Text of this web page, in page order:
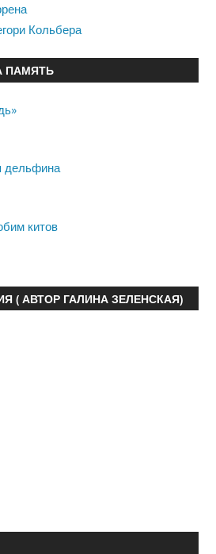
Кольбера
ПАМЯТЬ
дельфина
китов
( АВТОР ГАЛИНА ЗЕЛЕНСКАЯ)